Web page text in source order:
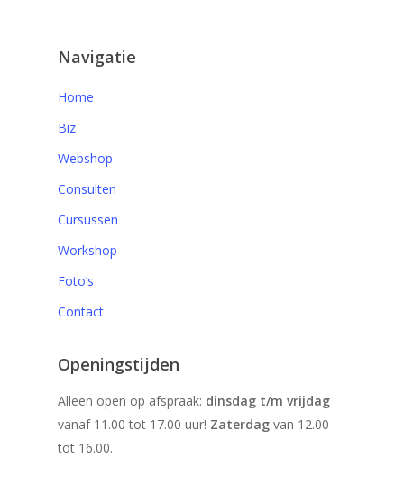
Navigatie
Home
Biz
Webshop
Consulten
Cursussen
Workshop
Foto’s
Contact
Openingstijden
Alleen open op afspraak: dinsdag t/m vrijdag
vanaf 11.00 tot 17.00 uur! Zaterdag van 12.00
tot 16.00.